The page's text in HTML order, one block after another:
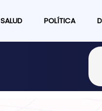
SALUD POLÍTICA